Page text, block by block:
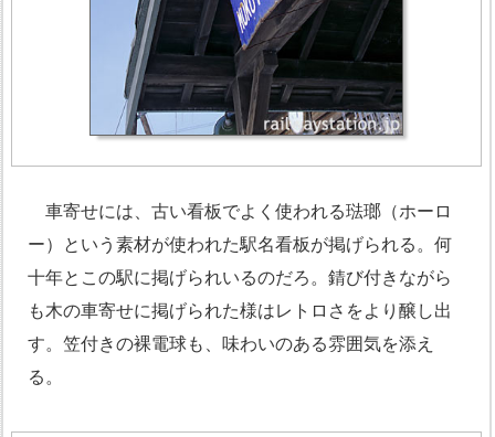
車寄せには、古い看板でよく使われる琺瑯（ホーロ
ー）という素材が使われた駅名看板が掲げられる。何
十年とこの駅に掲げられいるのだろ。錆び付きながら
も木の車寄せに掲げられた様はレトロさをより醸し出
す。笠付きの裸電球も、味わいのある雰囲気を添え
る。